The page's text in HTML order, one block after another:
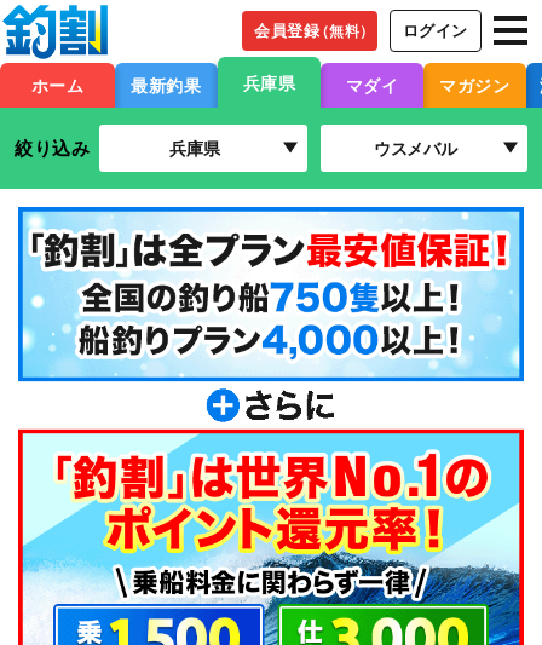
会員登録（無料） ログイン
ホーム 最新釣果 兵庫県 マダイ マガジン
絞り込み 兵庫県 ウスメバル